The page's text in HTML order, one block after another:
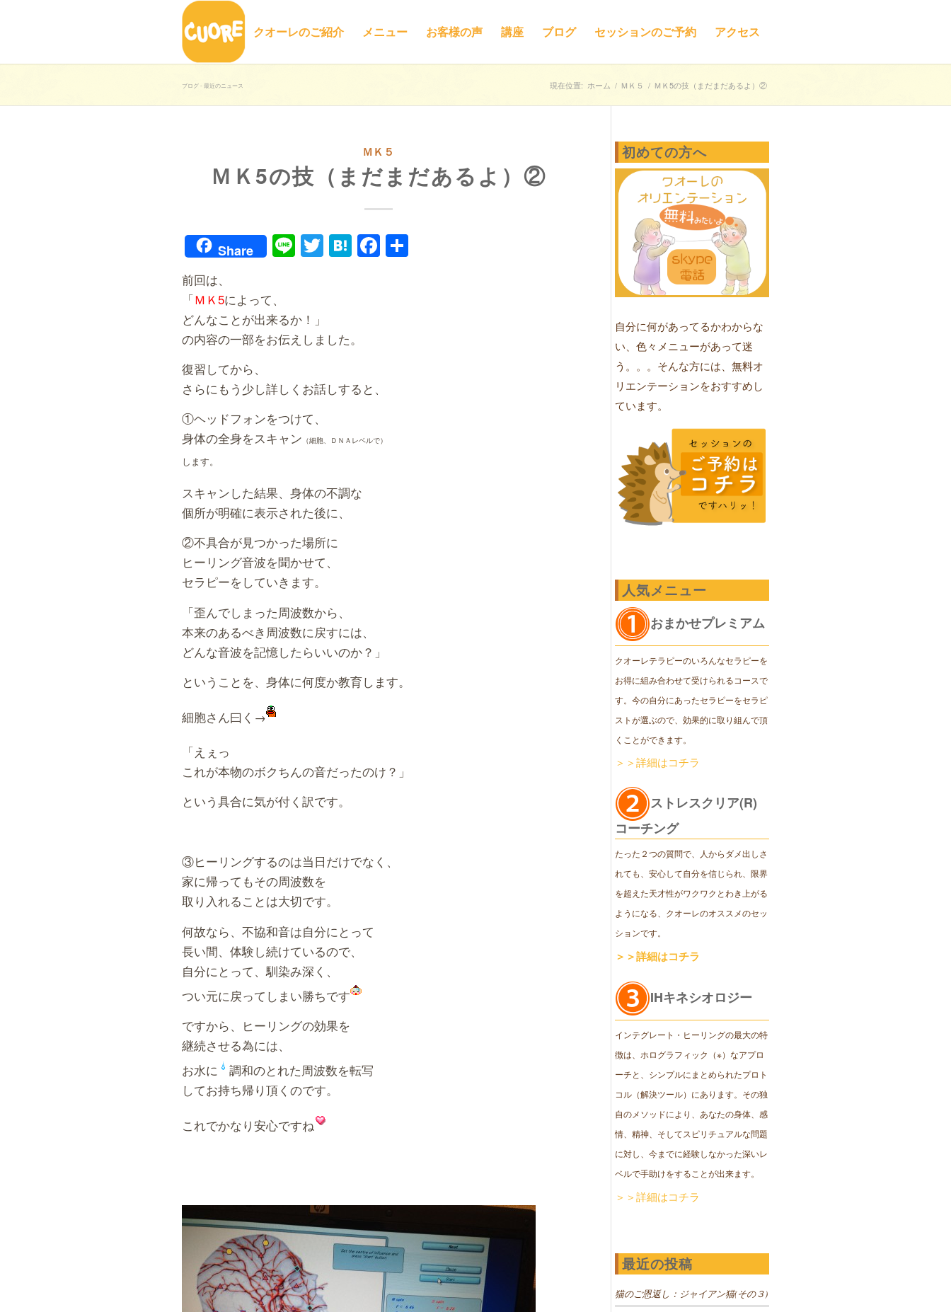
クオーレのご紹介 メニュー お客様の声 講座 ブログ セッションのご予約 アクセス
ブログ - 最近のニュース 現在位置: ホーム / ＭＫ５ / ＭＫ5の技（まだまだあるよ）②
ＭＫ５
ＭＫ5の技（まだまだあるよ）②
Share LineTwitter
HatenaFacebook
前回は、
「ＭＫ5によって、
どんなことが出来るか！」
の内容の一部をお伝えしました。
復習してから、
さらにもう少し詳しくお話しすると、
①ヘッドフォンをつけて、
身体の全身をスキャン （細胞、ＤＮＡレベルで）
します。
スキャンした結果、身体の不調な
個所が明確に表示された後に、
②不具合が見つかった場所に
ヒーリング音波を聞かせて、
セラピーをしていきます。
「歪んでしまった周波数から、
本来のあるべき周波数に戻すには、
どんな音波を記憶したらいいのか？」
ということを、身体に何度か教育します。
細胞さん曰く→
「えぇっ
これが本物のボクちんの音だったのけ？」
という具合に気が付く訳です。
③ヒーリングするのは当日だけでなく、
家に帰ってもその周波数を
取り入れることは大切です。
何故なら、不協和音は自分にとって
長い間、体験し続けているので、
自分にとって、馴染み深く、
つい元に戻ってしまい勝ちです
ですから、ヒーリングの効果を
継続させる為には、
お水に
調和のとれた周波数を転写
してお持ち帰り頂くのです。
これでかなり安心ですね
初めての方へ
自分に何があってるかわからな
い、色々メニューがあって迷
う。。。そんな方には、無料オ
リエンテーションをおすすめし
ています。
人気メニュー
おまかせプレミアム
クオーレテラピーのいろんなセラピーを
お得に組み合わせて受けられるコースで
す。今の自分にあったセラピーをセラピ
ストが選ぶので、効果的に取り組んで頂
くことができます。
＞＞詳細はコチラ
ストレスクリア(R)
コーチング
たった２つの質問で、人からダメ出しさ
れても、安心して自分を信じられ、限界
を超えた天才性がワクワクとわき上がる
ようになる、クオーレのオススメのセッ
ションです。
＞＞詳細はコチラ
IHキネシオロジー
インテグレート・ヒーリングの最大の特
徴は、ホログラフィック（※）なアプロ
ーチと、シンプルにまとめられたプロト
コル（解決ツール）にあります。その独
自のメソッドにより、あなたの身体、感
情、精神、そしてスピリチュアルな問題
に対し、今までに経験しなかった深いレ
ベルで手助けをすることが出来ます。
＞＞詳細はコチラ
最近の投稿
猫のご恩返し：ジャイアン猫(その３)